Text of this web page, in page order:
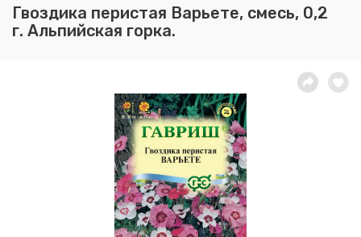
Гвоздика перистая Варьете, смесь, 0,2
г. Альпийская горка.